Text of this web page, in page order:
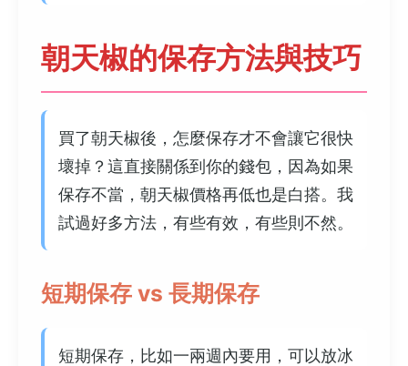
朝天椒的保存方法與技巧
買了朝天椒後，怎麼保存才不會讓它很快
壞掉？這直接關係到你的錢包，因為如果
保存不當，朝天椒價格再低也是白搭。我
試過好多方法，有些有效，有些則不然。
短期保存 vs 長期保存
短期保存，比如一兩週內要用，可以放冰